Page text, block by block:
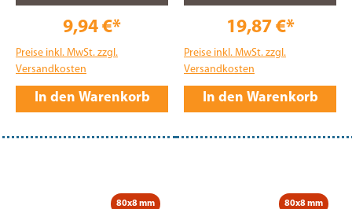
9,94 €*
Preise inkl. MwSt. zzgl.
Versandkosten
In den Warenkorb
19,87 €*
Preise inkl. MwSt. zzgl.
Versandkosten
In den Warenkorb
80x8 mm 80x8 mm